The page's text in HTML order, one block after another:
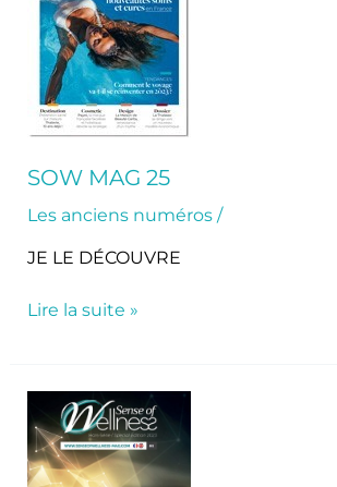
SOW MAG 25
Les anciens numéros/
JE LE DÉCOUVRE
Lire la suite »
Hors-
série
2023